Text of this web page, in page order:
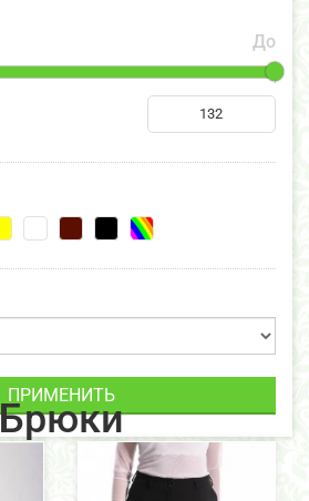
До
ПРИМЕНИТЬ